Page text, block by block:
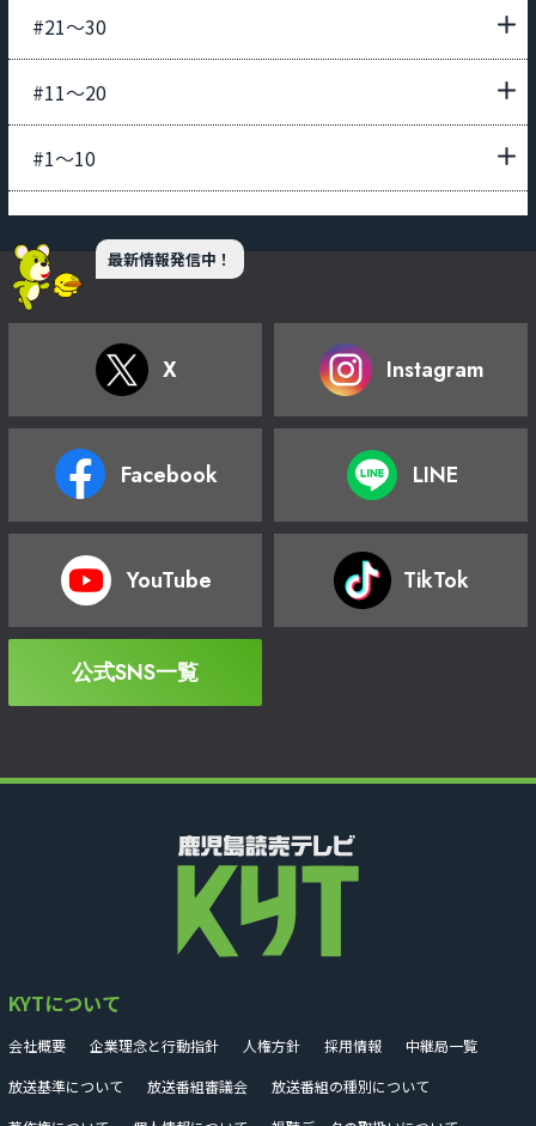
#21〜30
#11〜20
#1〜10
最新情報発信中！
X Instagram
Facebook LINE
YouTube TikTok
公式SNS一覧
KYTについて
会社概要 企業理念と行動指針 人権方針 採用情報
中継局一覧
放送基準について
放送番組審議会
放送番組の種別について